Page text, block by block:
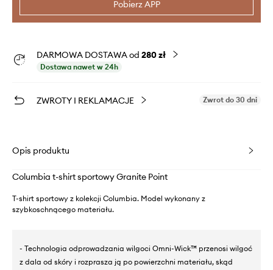
Pobierz APP
DARMOWA DOSTAWA od 280 zł
Dostawa nawet w 24h
ZWROTY I REKLAMACJE Zwrot do 30 dni
Opis produktu
Columbia t-shirt sportowy Granite Point
T-shirt sportowy z kolekcji Columbia. Model wykonany z
szybkoschnącego materiału.
- Technologia odprowadzania wilgoci Omni-Wick™ przenosi wilgoć
z dala od skóry i rozprasza ją po powierzchni materiału, skąd